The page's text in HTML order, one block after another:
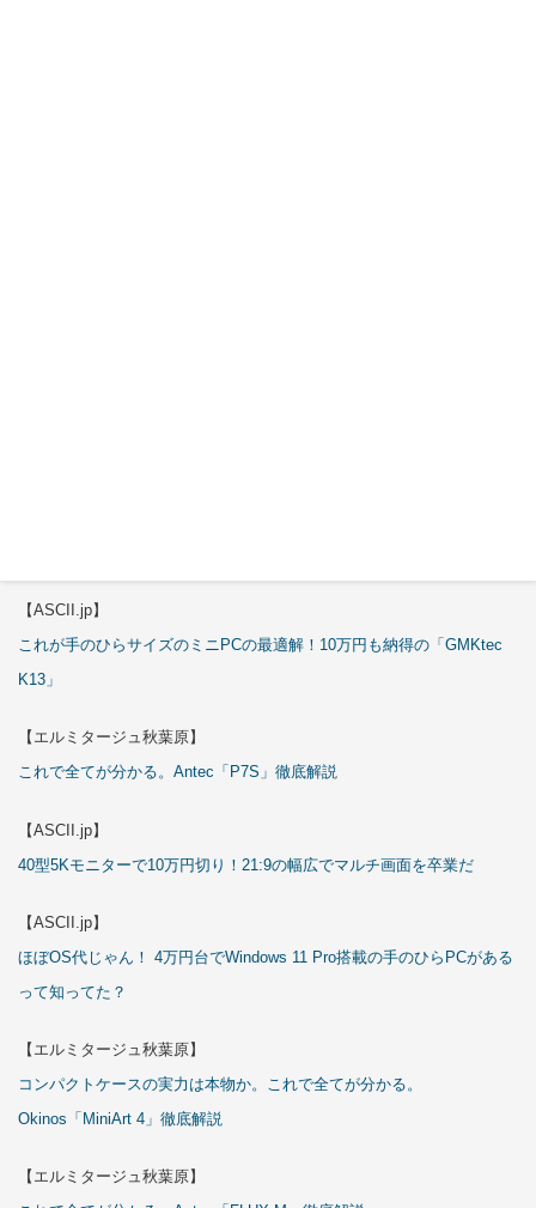
【ASCII.jp】
これが手のひらサイズのミニPCの最適解！10万円も納得の「GMKtec
K13」
【エルミタージュ秋葉原】
これで全てが分かる。Antec「P7S」徹底解説
【ASCII.jp】
40型5Kモニターで10万円切り！21:9の幅広でマルチ画面を卒業だ
【ASCII.jp】
ほぼOS代じゃん！ 4万円台でWindows 11 Pro搭載の手のひらPCがある
って知ってた？
【エルミタージュ秋葉原】
コンパクトケースの実力は本物か。これで全てが分かる。
Okinos「MiniArt 4」徹底解説
【エルミタージュ秋葉原】